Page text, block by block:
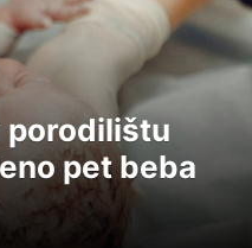
porodilištu
pet beba